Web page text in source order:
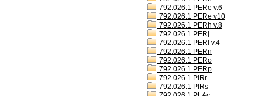
792.026.1 PERe v.6
792.026.1 PERe v10
792.026.1 PERh v.8
792.026.1 PERj
792.026.1 PERl v.4
792.026.1 PERn
792.026.1 PERo
792.026.1 PERp
792.026.1 PIRr
792.026.1 PIRs